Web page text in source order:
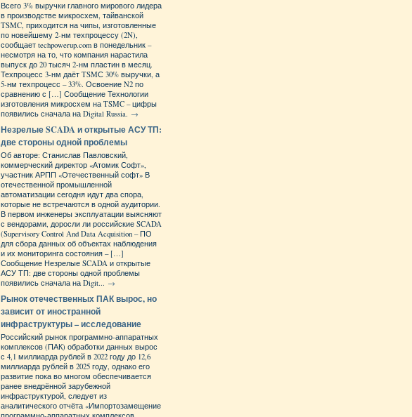
Всего 3% выручки главного мирового лидера
в производстве микросхем, тайванской
TSMC, приходится на чипы, изготовленные
по новейшему 2-нм техпроцессу (2N),
сообщает techpowerup.com в понедельник –
несмотря на то, что компания нарастила
выпуск до 20 тысяч 2-нм пластин в месяц.
Техпроцесс 3-нм даёт TSMС 30% выручки, а
5-нм техпроцесс – 33%. Освоение N2 по
сравнению с […] Сообщение Технологии
изготовления микросхем на TSMC – цифры
появились сначала на Digital Russia. →
Незрелые SCADA и открытые АСУ ТП:
две стороны одной проблемы
Об авторе: Станислав Павловский,
коммерческий директор «Атомик Софт»,
участник АРПП «Отечественный софт» В
отечественной промышленной
автоматизации сегодня идут два спора,
которые не встречаются в одной аудитории.
В первом инженеры эксплуатации выясняют
с вендорами, доросли ли российские SCADA
(Supervisory Control And Data Acquisition – ПО
для сбора данных об объектах наблюдения
и их мониторинга состояния – […]
Сообщение Незрелые SCADA и открытые
АСУ ТП: две стороны одной проблемы
появились сначала на Digit... →
Рынок отечественных ПАК вырос, но
зависит от иностранной
инфраструктуры – исследование
Российский рынок программно-аппаратных
комплексов (ПАК) обработки данных вырос
с 4,1 миллиарда рублей в 2022 году до 12,6
миллиарда рублей в 2025 году, однако его
развитие пока во многом обеспечивается
ранее внедрённой зарубежной
инфраструктурой, следует из
аналитического отчёта «Импортозамещение